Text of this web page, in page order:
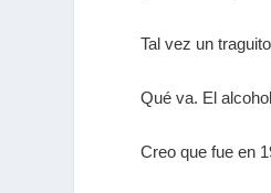
Tal vez un
Qué va. El
Creo que fue en